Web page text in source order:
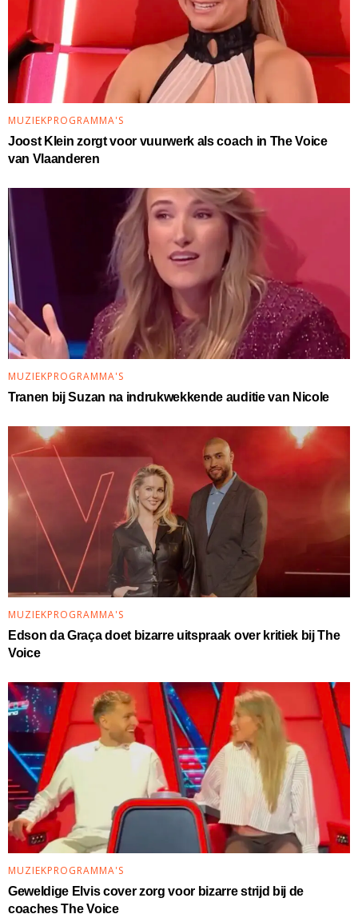
MUZIEKPROGRAMMA'S
Joost Klein zorgt voor vuurwerk als coach in The Voice
van Vlaanderen
MUZIEKPROGRAMMA'S
Tranen bij Suzan na indrukwekkende auditie van Nicole
MUZIEKPROGRAMMA'S
Edson da Graça doet bizarre uitspraak over kritiek bij The
Voice
MUZIEKPROGRAMMA'S
Geweldige Elvis cover zorg voor bizarre strijd bij de
coaches The Voice